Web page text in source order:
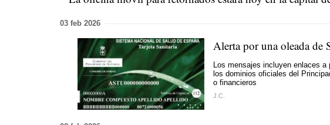
03 feb 2026
Alerta por una oleada de
Los mensajes incluyen enlaces
los dominios oficiales del
o financieros
J.C.